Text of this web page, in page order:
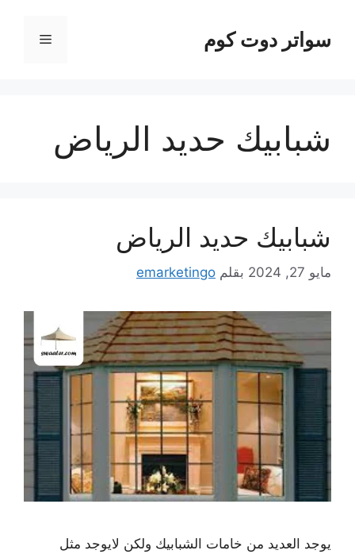
المحتوىسواتر دوت كوم القائمة
شبابيك حديد الرياض
شبابيك حديد الرياض
مايو 27, 2024 بقلم emarketingo
يوجد العديد من خامات الشبابيك ولكن لايوجد مثل